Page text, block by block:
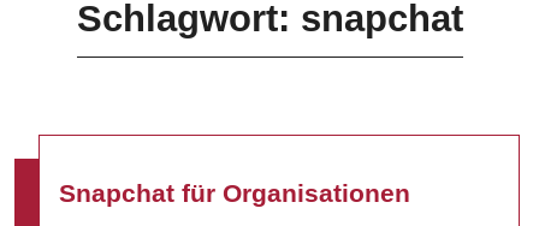
Schlagwort: snapchat
Snapchat für Organisationen